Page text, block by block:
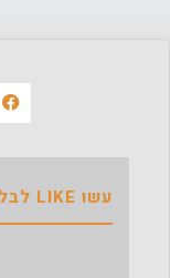
עשו LIKE לבלוג בפייסבוק